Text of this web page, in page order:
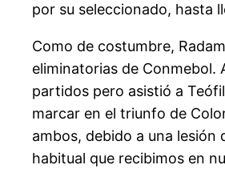
por su seleccionado, hasta
Como de costumbre,
eliminatorias de
partidos pero asistió a
marcar en el triunfo de
ambos, debido a una lesión
habitual que recibimos en